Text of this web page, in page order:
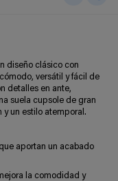
diseño clásico con
versátil y fácil de
detalles en ante,
suela cupsole de gran
un estilo atemporal.
aportan un acabado
la comodidad y